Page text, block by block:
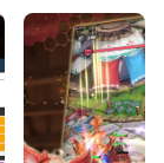
變得非常容易。
大螢幕和高畫質